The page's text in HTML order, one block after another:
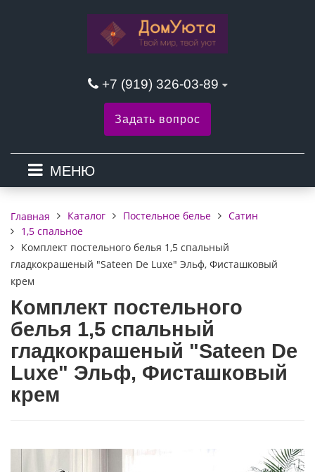
+7 (919) 326-03-89
Задать вопрос
МЕНЮ
Главная Каталог Постельное белье
Сатин
1,5 спальное
Комплект постельного белья 1,5 спальный
гладкокрашеный "Sateen De Luxe" Эльф, Фисташковый
крем
Комплект постельного
белья 1,5 спальный
гладкокрашеный "Sateen De
Luxe" Эльф, Фисташковый
крем